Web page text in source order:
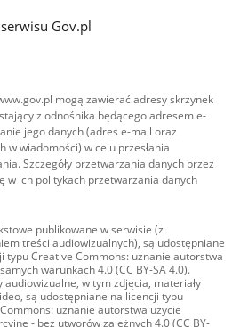
Gov.pl
mogą zawierać adresy skrzynek
z odnośnika będącego adresem e-
jego danych (adres e-mail oraz
w wiadomości) w celu przesłania
Szczegóły przetwarzania danych przez
w ich politykach przetwarzania danych
publikowane w serwisie (z
treści audiowizualnych), są udostępniane
typu Creative Commons: uznanie autorstwa
warunkach 4.0 (CC BY-SA 4.0).
audiowizualne, w tym zdjęcia, materiały
są udostępniane na licencji typu
uznanie autorstwa użycie
- bez utworów zależnych 4.0 (CC BY-